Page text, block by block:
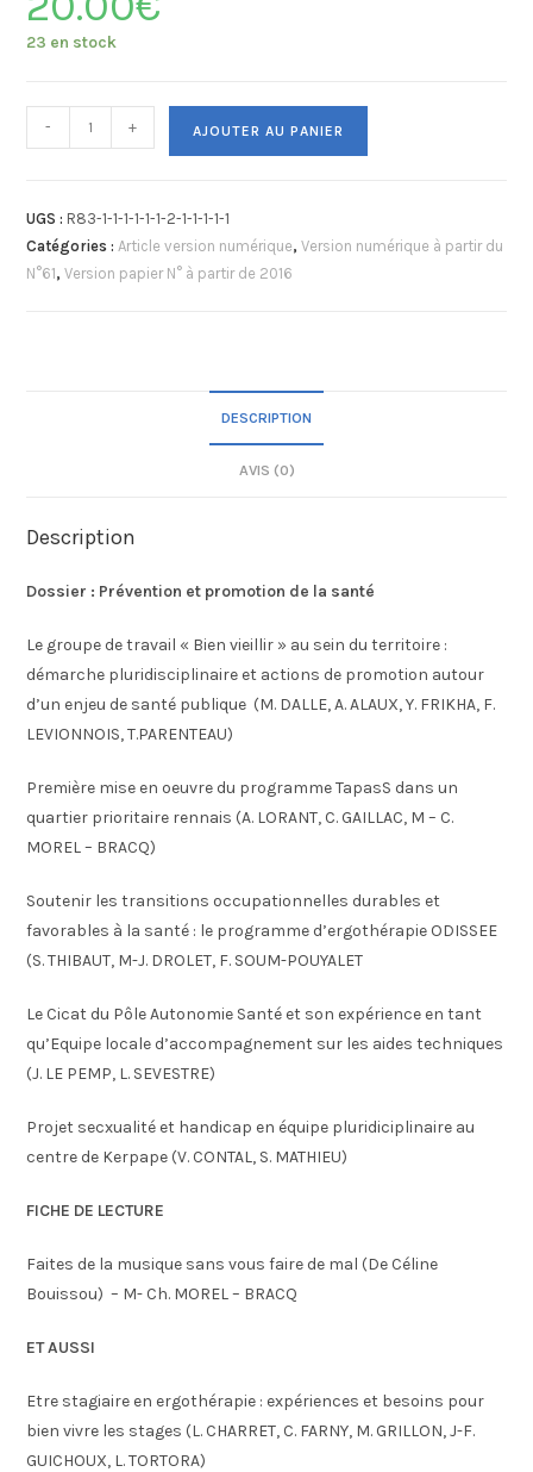
23 en stock
- + AJOUTER AU PANIER
UGS : R83-1-1-1-1-1-1-2-1-1-1-1-1
Catégories :Article version numérique,Version numérique à partir du
N°61,Version papier N° à partir de 2016
DESCRIPTION
AVIS (0)
Description
Dossier : Prévention et promotion de la santé
Le groupe de travail « Bien vieillir » au sein du territoire :
démarche pluridisciplinaire et actions de promotion autour
d’un enjeu de santé publique (M. DALLE, A. ALAUX, Y. FRIKHA, F.
LEVIONNOIS, T.PARENTEAU)
Première mise en oeuvre du programme TapasS dans un
quartier prioritaire rennais (A. LORANT, C. GAILLAC, M – C.
MOREL – BRACQ)
Soutenir les transitions occupationnelles durables et
favorables à la santé : le programme d’ergothérapie ODISSEE
(S. THIBAUT, M-J. DROLET, F. SOUM-POUYALET
Le Cicat du Pôle Autonomie Santé et son expérience en tant
qu’Equipe locale d’accompagnement sur les aides techniques
(J. LE PEMP, L. SEVESTRE)
Projet secxualité et handicap en équipe pluridiciplinaire au
centre de Kerpape (V. CONTAL, S. MATHIEU)
FICHE DE LECTURE
Faites de la musique sans vous faire de mal (De Céline
Bouissou) – M- Ch. MOREL – BRACQ
ET AUSSI
Etre stagiaire en ergothérapie : expériences et besoins pour
bien vivre les stages (L. CHARRET, C. FARNY, M. GRILLON, J-F.
GUICHOUX, L. TORTORA)